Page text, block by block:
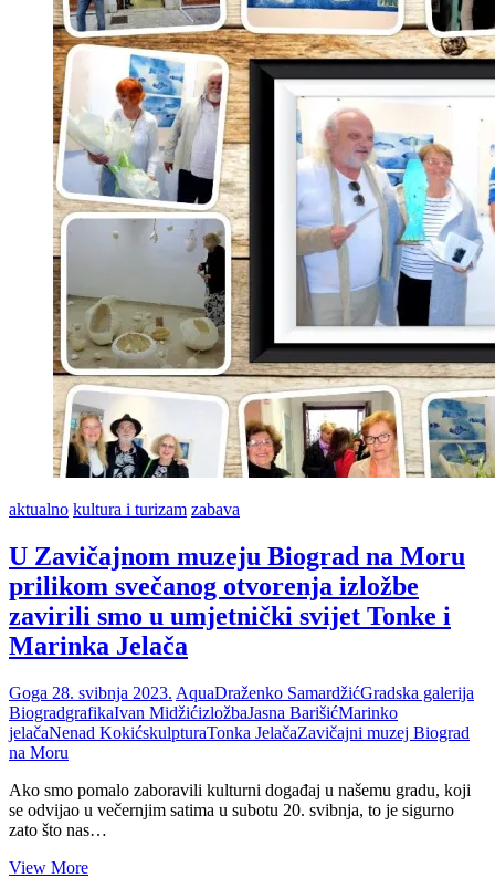
aktualno kultura i turizam zabava
U Zavičajnom muzeju Biograd na Moru
prilikom svečanog otvorenja izložbe
zavirili smo u umjetnički svijet Tonke i
Marinka Jelača
Goga 28. svibnja 2023. AquaDraženko SamardžićGradska galerija
BiogradgrafikaIvan MidžićizložbaJasna BarišićMarinko
jelačaNenad KokićskulpturaTonka JelačaZavičajni muzej Biograd
na Moru
Ako smo pomalo zaboravili kulturni događaj u našemu gradu, koji
se odvijao u večernjim satima u subotu 20. svibnja, to je sigurno
zato što nas…
View MoreU